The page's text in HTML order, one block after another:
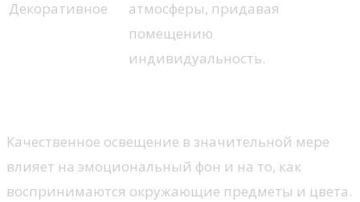
Декоративное
атмосферы, придавая
помещению
индивидуальность.
Качественное освещение в значительной мере
влияет на эмоциональный фон и на то, как
воспринимаются окружающие предметы и цвета.